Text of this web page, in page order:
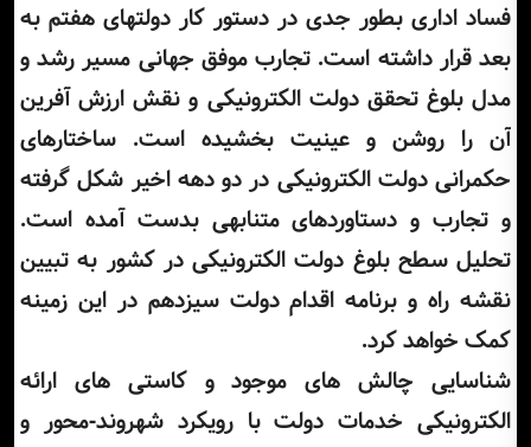
فساد اداری بطور جدی در دستور کار دولتهای هفتم به
بعد قرار داشته است. تجارب موفق جهانی مسیر رشد و
مدل بلوغ تحقق دولت الکترونیکی و نقش ارزش آفرین
آن را روشن و عینیت بخشیده است. ساختارهای
حکمرانی دولت الکترونیکی در دو دهه اخیر شکل گرفته
و تجارب و دستاوردهای متنابهی بدست آمده است.
تحلیل سطح بلوغ دولت الکترونیکی در کشور به تبیین
نقشه راه و برنامه اقدام دولت سیزدهم در این زمینه
کمک خواهد کرد.
شناسایی چالش های موجود و کاستی های ارائه
الکترونیکی خدمات دولت با رویکرد شهروند-محور و